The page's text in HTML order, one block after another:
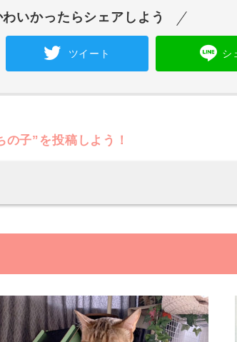
わいかったらシェアしよう
ツイート シ
子”を投稿しよう！